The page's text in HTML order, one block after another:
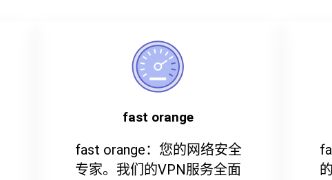
fast orange
fast orange：您的网络安全
专家。我们的VPN服务全面